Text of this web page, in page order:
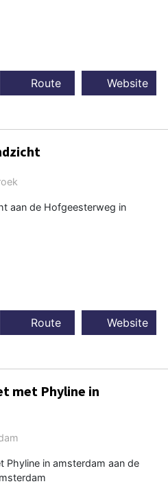
Route Website
aan de Hofgeesterweg in
Route Website
met Phyline in
Phyline in amsterdam aan de